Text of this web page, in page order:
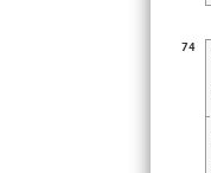
74